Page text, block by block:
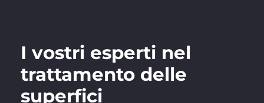
I vostri esperti nel
trattamento delle
superfici